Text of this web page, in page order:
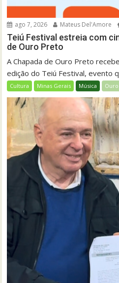
ago 7, 2026 Mateus Del'Amore
Teiú Festival estreia com
de Ouro Preto
A Chapada de Ouro Preto
edição do Teiú Festival, evento
Cultura Minas Gerais Música